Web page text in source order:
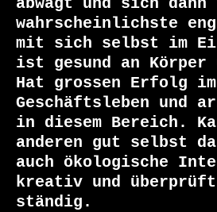
abwägt und sich
wahrscheinlichste
mit sich selbst im
ist gesund an Körper
Hat grossen Erfolg im
Geschäftsleben und
in diesem Bereich.
anderen gut selbst
auch ökologische
kreativ und überprüft
ständig.